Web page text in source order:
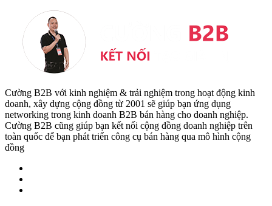
Cường B2B với kinh nghiệm & trải nghiệm trong hoạt động kinh
doanh, xây dựng cộng đồng từ 2001 sẽ giúp bạn ứng dụng
networking trong kinh doanh B2B bán hàng cho doanh nghiệp.
Cường B2B cũng giúp bạn kết nối cộng đồng doanh nghiệp trên
toàn quốc để bạn phát triển công cụ bán hàng qua mô hình cộng
đồng